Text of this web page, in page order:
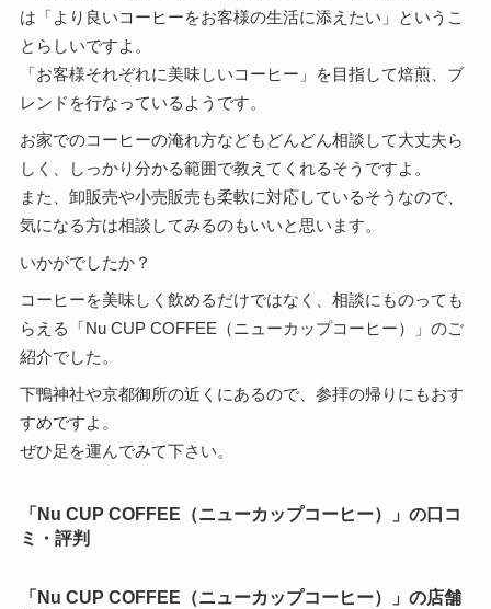
は「より良いコーヒーをお客様の生活に添えたい」というこ
とらしいですよ。
「お客様それぞれに美味しいコーヒー」を目指して焙煎、ブ
レンドを行なっているようです。
お家でのコーヒーの淹れ方などもどんどん相談して大丈夫ら
しく、しっかり分かる範囲で教えてくれるそうですよ。
また、卸販売や小売販売も柔軟に対応しているそうなので、
気になる方は相談してみるのもいいと思います。
いかがでしたか？
コーヒーを美味しく飲めるだけではなく、相談にものっても
らえる「Nu CUP COFFEE（ニューカップコーヒー）」のご
紹介でした。
下鴨神社や京都御所の近くにあるので、参拝の帰りにもおす
すめですよ。
ぜひ足を運んでみて下さい。
「Nu CUP COFFEE（ニューカップコーヒー）」の口コ
ミ・評判
「Nu CUP COFFEE（ニューカップコーヒー）」の店舗